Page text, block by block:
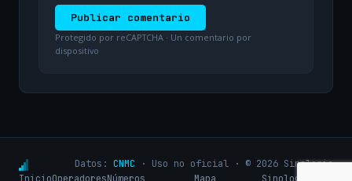
Publicar comentario
Protegido por reCAPTCHA · Un comentario por
dispositivo
Datos: CNMC · Uso no oficial · © 2026 Sinologic